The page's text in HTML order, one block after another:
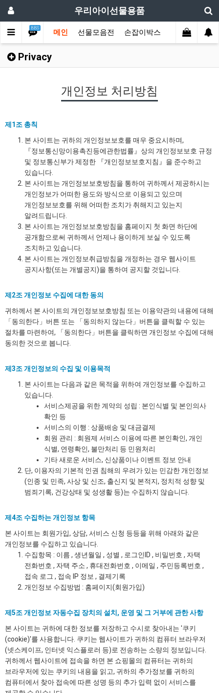
우리아이선물용품
BBS
메인 선물모음전 손잡이박스 디자인박스
Privacy
개인정보 처리방침
제1조 총칙
본 사이트는 귀하의 개인정보보호를 매우 중요시하며,
『정보통신망이용촉진등에관한법률』상의 개인정보보호 규정
및 정보통신부가 제정한 『개인정보보호지침』을 준수하고
있습니다.
본 사이트는 개인정보보호방침을 통하여 귀하께서 제공하시는
개인정보가 어떠한 용도와 방식으로 이용되고 있으며
개인정보보호를 위해 어떠한 조치가 취해지고 있는지
알려드립니다.
본 사이트는 개인정보보호방침을 홈페이지 첫 화면 하단에
공개함으로써 귀하께서 언제나 용이하게 보실 수 있도록
조치하고 있습니다.
본 사이트는 개인정보취급방침을 개정하는 경우 웹사이트
공지사항(또는 개별공지)을 통하여 공지할 것입니다.
제2조 개인정보 수집에 대한 동의
귀하께서 본 사이트의 개인정보보호방침 또는 이용약관의 내용에 대해
「동의한다」버튼 또는 「동의하지 않는다」버튼을 클릭할 수 있는
절차를 마련하여, 「동의한다」버튼을 클릭하면 개인정보 수집에 대해
동의한 것으로 봅니다.
제3조 개인정보의 수집 및 이용목적
본 사이트는 다음과 같은 목적을 위하여 개인정보를 수집하고
있습니다.
서비스제공을 위한 계약의 성립 : 본인식별 및 본인의사
확인 등
서비스의 이행 : 상품배송 및 대금결제
회원 관리 : 회원제 서비스 이용에 따른 본인확인, 개인
식별, 연령확인, 불만처리 등 민원처리
기타 새로운 서비스, 신상품이나 이벤트 정보 안내
단, 이용자의 기본적 인권 침해의 우려가 있는 민감한 개인정보
(인종 및 민족, 사상 및 신조, 출신지 및 본적지, 정치적 성향 및
범죄기록, 건강상태 및 성생활 등)는 수집하지 않습니다.
제4조 수집하는 개인정보 항목
본 사이트는 회원가입, 상담, 서비스 신청 등등을 위해 아래와 같은
개인정보를 수집하고 있습니다.
수집항목 : 이름 , 생년월일 , 성별 , 로그인ID , 비밀번호 , 자택
전화번호 , 자택 주소 , 휴대전화번호 , 이메일 , 주민등록번호 ,
접속 로그 , 접속 IP 정보 , 결제기록
개인정보 수집방법 : 홈페이지(회원가입)
제5조 개인정보 자동수집 장치의 설치, 운영 및 그 거부에 관한 사항
본 사이트는 귀하에 대한 정보를 저장하고 수시로 찾아내는 '쿠키
(cookie)'를 사용합니다. 쿠키는 웹사이트가 귀하의 컴퓨터 브라우저
(넷스케이프, 인터넷 익스플로러 등)로 전송하는 소량의 정보입니다.
귀하께서 웹사이트에 접속을 하면 본 쇼핑몰의 컴퓨터는 귀하의
브라우저에 있는 쿠키의 내용을 읽고, 귀하의 추가정보를 귀하의
컴퓨터에서 찾아 접속에 따른 성명 등의 추가 입력 없이 서비스를